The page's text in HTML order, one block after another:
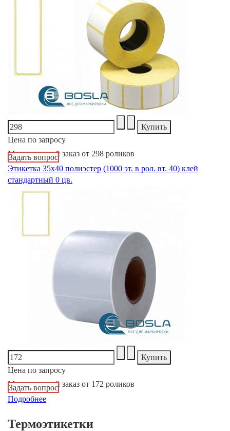
Цена по запросу
Минимальный заказ от 298 роликов
Задать вопрос
Этикетка 35х40 полиэстер (1000 эт. в рол. вт. 40) клей
стандартный 0 цв.
Цена по запросу
Минимальный заказ от 172 роликов
Задать вопрос
Подробнее
Термоэтикетки